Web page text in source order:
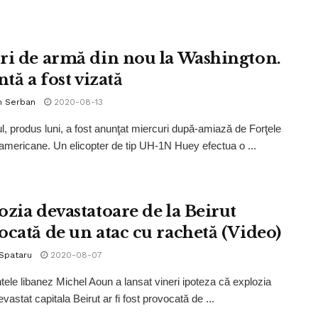
de armă din nou la Washington.
a fost vizată
Serban 2020-08-13
produs luni, a fost anunţat miercuri după-amiază de Forţele
Un elicopter de tip UH-1N Huey efectua o ...
devastatoare de la Beirut
de un atac cu rachetă (Video)
2020-08-07
libanez Michel Aoun a lansat vineri ipoteza că explozia
capitala Beirut ar fi fost provocată de ...